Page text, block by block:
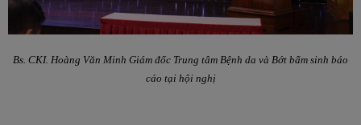
Bs. CKI. Hoàng Văn Minh Giám đốc Trung tâm Bệnh da và Bớt bẩm sinh báo
cáo tại hội nghị